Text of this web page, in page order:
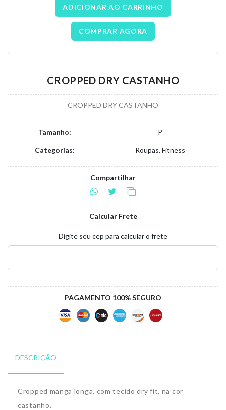
ADICIONAR AO CARRINHO
COMPRAR AGORA
CROPPED DRY CASTANHO
CROPPED DRY CASTANHO
Tamanho: P
Categorias: Roupas, Fitness
Compartilhar
Calcular Frete
Digite seu cep para calcular o frete
PAGAMENTO 100% SEGURO
DESCRIÇÃO
Cropped manga longa, com tecido dry fit, na cor
castanho.